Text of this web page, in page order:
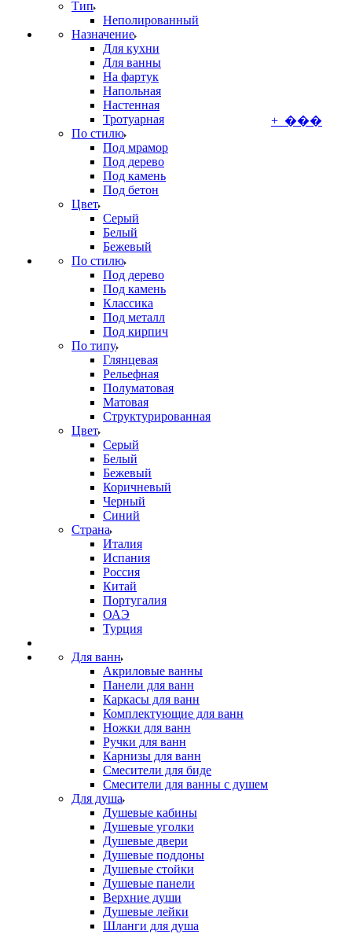
Тип
Неполированный
Назначение
Для кухни
Для ванны
На фартук
Напольная
Настенная
Тротуарная
По стилю
Под мрамор
Под дерево
Под камень
Под бетон
Цвет
Серый
Белый
Бежевый
По стилю
Под дерево
Под камень
Классика
Под металл
Под кирпич
По типу
Глянцевая
Рельефная
Полуматовая
Матовая
Структурированная
Цвет
Серый
Белый
Бежевый
Коричневый
Черный
Синий
Страна
Италия
Испания
Россия
Китай
Португалия
ОАЭ
Турция
Для ванн
Акриловые ванны
Панели для ванн
Каркасы для ванн
Комплектующие для ванн
Ножки для ванн
Ручки для ванн
Карнизы для ванн
Смесители для биде
Смесители для ванны с душем
Для душа
Душевые кабины
Душевые уголки
Душевые двери
Душевые поддоны
Душевые стойки
Душевые панели
Верхние души
Душевые лейки
Шланги для душа
+ ���